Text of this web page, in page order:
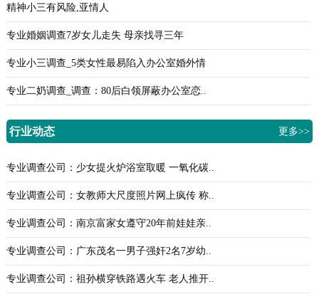
精神小三有风险,亚情人
专业婚姻调查7岁女儿走失 母亲找寻三年
专业小三调查_5类女性最易陷入办公室婚外情
专业二奶调查_调查：80后白领屏蔽办公室恋..
行业动态 更多>>
专业调查公司：少女提火炉浴室取暖 一氧化碳..
专业调查公司：女教师大尺度照片网上疯传 称..
专业调查公司：南京富家女遵守20年前娃娃亲..
专业调查公司：广东茂名一男子强奸2名7岁幼..
专业调查公司：祖孙横穿铁路遇火车 老人推开..